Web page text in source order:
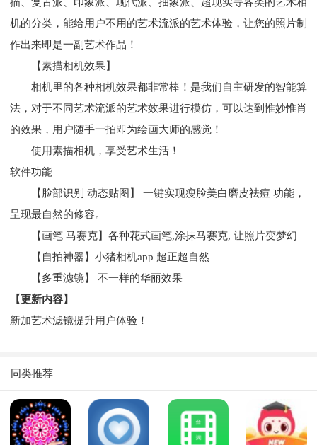
机的分类，能给用户不用的艺术流派的艺术体验，让您的照片制
作出来即是一副艺术作品！
【素描相机效果】
相机里的各种相机效果都非常棒！是我们自主研发的智能算
法，对于不同艺术流派的艺术效果进行模仿，可以达到惟妙惟肖
的效果，用户随手一拍即为绘画大师的感觉！
使用素描相机，享受艺术生活！
软件功能
【脸部识别 动态贴图】 一键实现瘦脸美白磨皮祛痘 功能，
呈现最自然的修容。
【画笔 马赛克】各种花式画笔,涂抹马赛克, 让照片变梦幻
【自拍神器】小猪相机app 超正超自然
【多重滤镜】 不一样的华丽效果
【更新内容】
新加艺术滤镜提升用户体验！
同类推荐